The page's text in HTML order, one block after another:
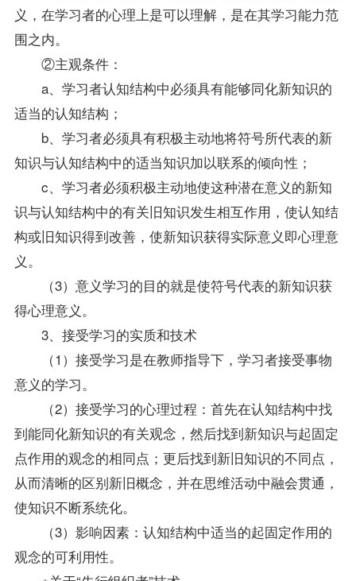
义，在学习者的心理上是可以理解，是在其学习能力范
围之内。
②主观条件：
a、学习者认知结构中必须具有能够同化新知识的
适当的认知结构；
b、学习者必须具有积极主动地将符号所代表的新
知识与认知结构中的适当知识加以联系的倾向性；
c、学习者必须积极主动地使这种潜在意义的新知
识与认知结构中的有关旧知识发生相互作用，使认知结
构或旧知识得到改善，使新知识获得实际意义即心理意
义。
（3）意义学习的目的就是使符号代表的新知识获
得心理意义。
3、接受学习的实质和技术
（1）接受学习是在教师指导下，学习者接受事物
意义的学习。
（2）接受学习的心理过程：首先在认知结构中找
到能同化新知识的有关观念，然后找到新知识与起固定
点作用的观念的相同点；更后找到新旧知识的不同点，
从而清晰的区别新旧概念，并在思维活动中融会贯通，
使知识不断系统化。
（3）影响因素：认知结构中适当的起固定作用的
观念的可利用性。